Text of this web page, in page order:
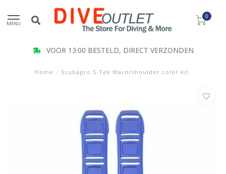
MENU
0
VOOR 13:00 BESTELD, DIRECT VERZONDEN
Home / Scubapro S-Tek Waist/shoulder color kit